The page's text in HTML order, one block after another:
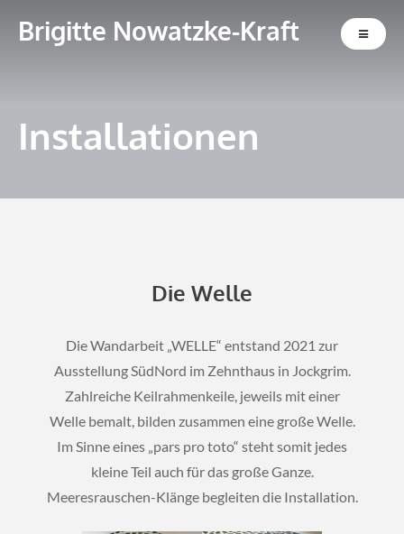
Brigitte Nowatzke-Kraft
Installationen
Die Welle
Die Wandarbeit „WELLE“ entstand 2021 zur
Ausstellung SüdNord im Zehnthaus in Jockgrim.
Zahlreiche Keilrahmenkeile, jeweils mit einer
Welle bemalt, bilden zusammen eine große Welle.
Im Sinne eines „pars pro toto“ steht somit jedes
kleine Teil auch für das große Ganze.
Meeresrauschen-Klänge begleiten die Installation.